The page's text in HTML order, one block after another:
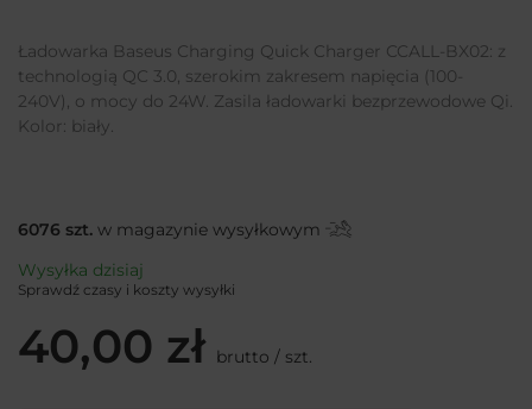
Ładowarka Baseus Charging Quick Charger CCALL-BX02: z
technologią QC 3.0, szerokim zakresem napięcia (100-
240V), o mocy do 24W. Zasila ładowarki bezprzewodowe Qi.
Kolor: biały.
6076 szt. w magazynie wysyłkowym
Wysyłka dzisiaj
Sprawdź czasy i koszty wysyłki
40,00 zł brutto / szt.